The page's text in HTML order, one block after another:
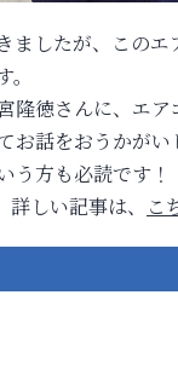
ましたが、このエ
隆徳さんに、エア
お話をおうかがい
う方も必読です！
詳しい記事は、
こ